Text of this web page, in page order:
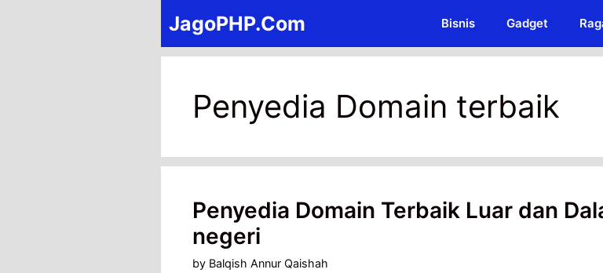
JagoPHP.Com Bisnis Gadget
Penyedia Domain terbaik
Penyedia Domain Terbaik Luar dan
negeri
by Balqish Annur Qaishah